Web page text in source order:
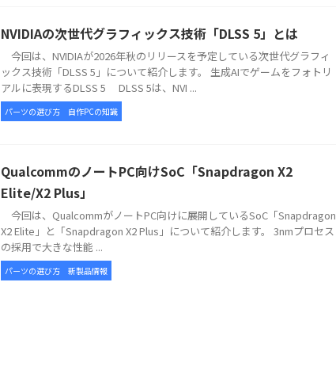
NVIDIAの次世代グラフィックス技術「DLSS 5」とは
今回は、NVIDIAが2026年秋のリリースを予定している次世代グラフィ
ックス技術「DLSS 5」について紹介します。 生成AIでゲームをフォトリ
アルに表現するDLSS 5 DLSS 5は、NVI ...
パーツの選び方 自作PCの知識
QualcommのノートPC向けSoC「Snapdragon X2
Elite/X2 Plus」
今回は、QualcommがノートPC向けに展開しているSoC「Snapdragon
X2 Elite」と「Snapdragon X2 Plus」について紹介します。 3nmプロセス
の採用で大きな性能 ...
パーツの選び方 新製品情報